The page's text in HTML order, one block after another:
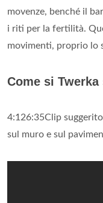
movenze, benché il
i riti per la fertilità.
movimenti, proprio lo
Come si
4:126:35Clip
sul muro e sul